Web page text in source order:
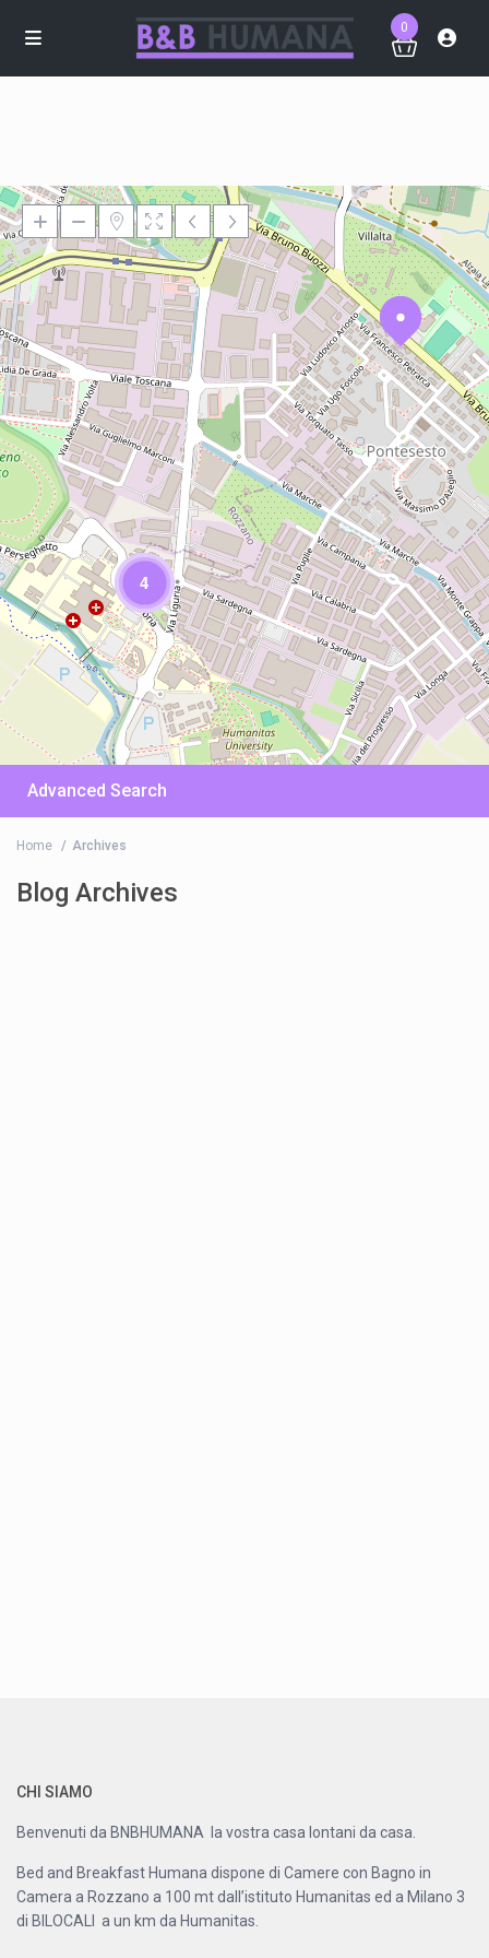
0
4
Loading Maps
Advanced Search
Home Archives
Blog Archives
CHI SIAMO
Benvenuti da BNBHUMANA la vostra casa lontani da casa.
Bed and Breakfast Humana dispone di Camere con Bagno in
Camera a Rozzano a 100 mt dall’istituto Humanitas ed a Milano 3
di BILOCALI a un km da Humanitas.